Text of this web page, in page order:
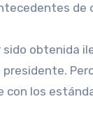
de
obtenida
con los